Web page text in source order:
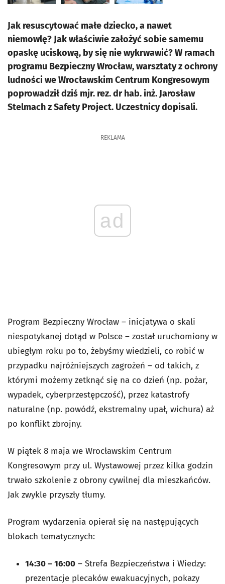
Jak resuscytować małe dziecko, a nawet
niemowlę? Jak właściwie założyć sobie samemu
opaskę uciskową, by się nie wykrwawić? W ramach
programu Bezpieczny Wrocław, warsztaty z ochrony
ludności we Wrocławskim Centrum Kongresowym
poprowadził dziś mjr. rez. dr hab. inż. Jarosław
Stelmach z Safety Project. Uczestnicy dopisali.
REKLAMA
ad
Program Bezpieczny Wrocław – inicjatywa o skali
niespotykanej dotąd w Polsce – został uruchomiony w
ubiegłym roku po to, żebyśmy wiedzieli, co robić w
przypadku najróżniejszych zagrożeń – od takich, z
którymi możemy zetknąć się na co dzień (np. pożar,
wypadek, cyberprzestępczość), przez katastrofy
naturalne (np. powódź, ekstremalny upał, wichura) aż
po konflikt zbrojny.
W piątek 8 maja we Wrocławskim Centrum
Kongresowym przy ul. Wystawowej przez kilka godzin
trwało szkolenie z obrony cywilnej dla mieszkańców.
Jak zwykle przyszły tłumy.
Program wydarzenia opierał się na następujących
blokach tematycznych:
14:30 – 16:00 – Strefa Bezpieczeństwa i Wiedzy:
prezentacje plecaków ewakuacyjnych, pokazy